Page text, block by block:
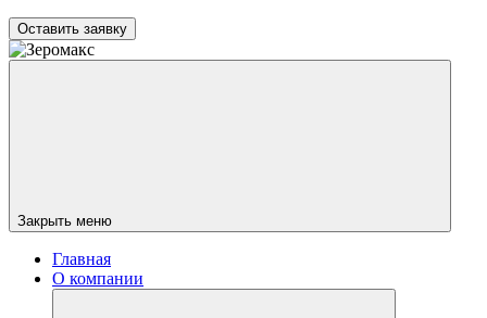
Оставить заявку
Закрыть меню
Главная
О компании